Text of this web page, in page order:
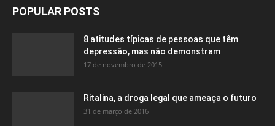
POPULAR POSTS
8 atitudes típicas de pessoas que têm
depressão, mas não demonstram
17 de novembro de 2015
Ritalina, a droga legal que ameaça o futuro
31 de março de 2016